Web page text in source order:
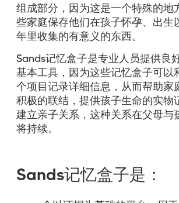
组成部分，因为这是一个特殊的地
些家庭保存他们在孩子怀孕、出生
年里收集的有意义的东西。
Sands记忆盒子是专业人员提供良
基本工具，因为这些记忆盒子可以
个项目记录详细信息，从而帮助家
积极的联结，提供孩子生命的实物
建立亲子关系，这种关系在父母与
将持续。
Sands记忆盒子是：